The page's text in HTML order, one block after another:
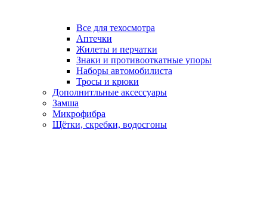
Все для техосмотра
Аптечки
Жилеты и перчатки
Знаки и противооткатные упоры
Наборы автомобилиста
Тросы и крюки
Дополнитльные аксессуары
Замша
Микрофибра
Щётки, скребки, водосгоны